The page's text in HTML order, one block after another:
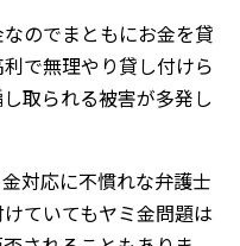
のでまともにお金を貸
で無理やり貸し付けら
取られる被害が多発し
対応に不慣れな弁護士
ていてもヤミ金問題は